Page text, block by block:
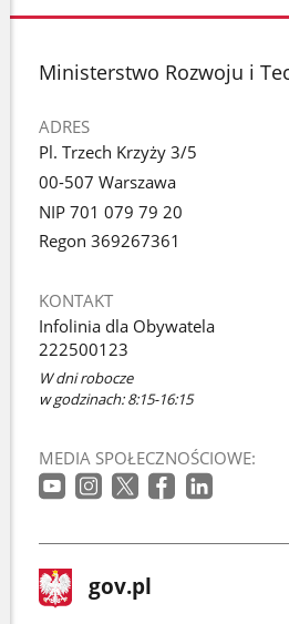
stopka
Ministerstwo Rozwoju i
ADRES
Pl. Trzech Krzyży 3/5
00-507 Warszawa
NIP 701 079 79 20
Regon 369267361
KONTAKT
Infolinia dla Obywatela
222500123
W dni robocze
w godzinach: 8:15-16:15
MEDIA SPOŁECZNOŚCIOWE:
stopka
gov.pl Strona
gov.pl